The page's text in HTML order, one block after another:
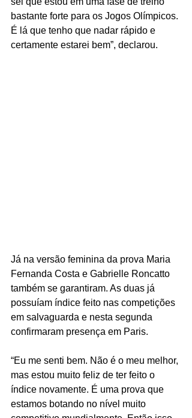
bastante forte para os Jogos Olímpicos.
É lá que tenho que nadar rápido e
certamente estarei bem”, declarou.
Já na versão feminina da prova Maria
Fernanda Costa e Gabrielle Roncatto
também se garantiram. As duas já
possuíam índice feito nas competições
em salvaguarda e nesta segunda
confirmaram presença em Paris.
“Eu me senti bem. Não é o meu melhor,
mas estou muito feliz de ter feito o
índice novamente. É uma prova que
estamos botando no nível muito